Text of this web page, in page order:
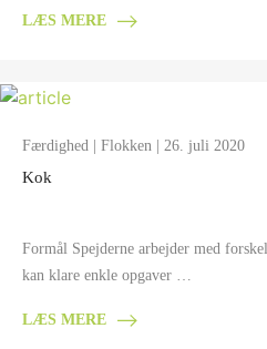
LÆS MERE
Færdighed | Flokken | 26. juli 2020
Kok
Formål Spejderne arbejder med
kan klare enkle opgaver …
LÆS MERE